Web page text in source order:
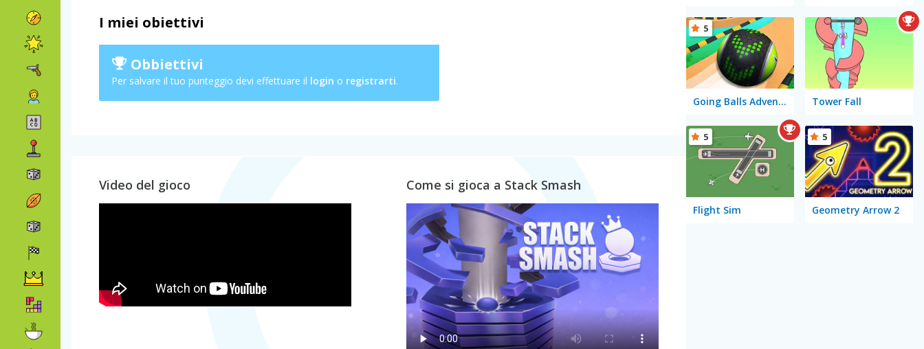
I miei obiettivi
Obbiettivi
Per salvare il tuo punteggio devi effettuare il login o registrarti.
Video del gioco Come si gioca a Stack Smash
Going Balls Adventure 2
5
Tower Fall
Flight Sim
5
Geometry Arrow 2
5